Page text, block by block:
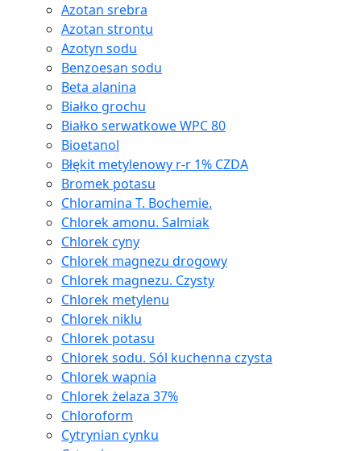
Azotan srebra
Azotan strontu
Azotyn sodu
Benzoesan sodu
Beta alanina
Białko grochu
Białko serwatkowe WPC 80
Bioetanol
Błękit metylenowy r-r 1% CZDA
Bromek potasu
Chloramina T. Bochemie.
Chlorek amonu. Salmiak
Chlorek cyny
Chlorek magnezu drogowy
Chlorek magnezu. Czysty
Chlorek metylenu
Chlorek niklu
Chlorek potasu
Chlorek sodu. Sól kuchenna czysta
Chlorek wapnia
Chlorek żelaza 37%
Chloroform
Cytrynian cynku